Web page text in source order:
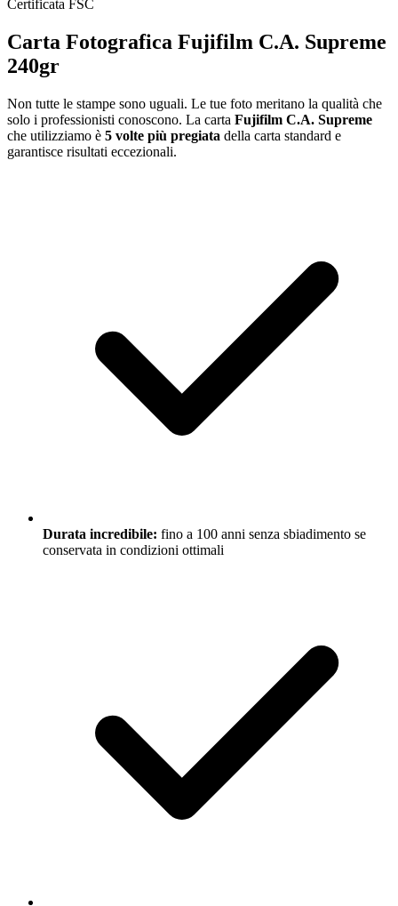
Certificata FSC
Carta Fotografica Fujifilm C.A. Supreme
240gr
Non tutte le stampe sono uguali. Le tue foto meritano la qualità che
solo i professionisti conoscono. La carta Fujifilm C.A. Supreme
che utilizziamo è 5 volte più pregiata della carta standard e
garantisce risultati eccezionali.
Durata incredibile: fino a 100 anni senza sbiadimento se
conservata in condizioni ottimali